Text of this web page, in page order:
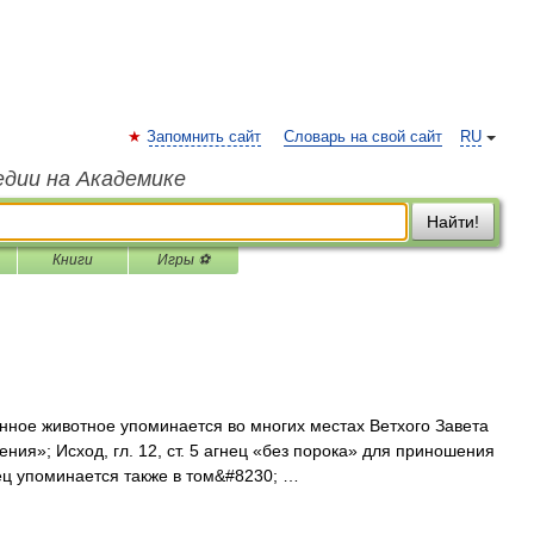
RU
Запомнить сайт Словарь на свой сайт
на Академике
Найти!
Книги Игры ⚽
животное упоминается во многих местах Ветхого Завета
Исход, гл. 12, ст. 5 агнец «без порока» для приношения
упоминается также в том&#8230; …